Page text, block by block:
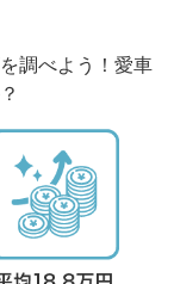
調べよう！愛車